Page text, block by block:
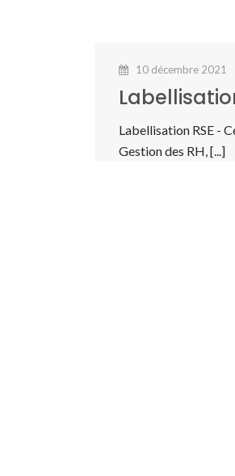
10 décembre 2021
Labellisation RSE -
Gestion des RH, [...]